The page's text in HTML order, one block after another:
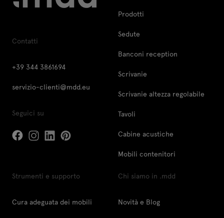
Contatti
+39 344 3861694
servizio-clienti@mdd.eu
Seguici su
Prodotti
Sedute
Banconi reception
Scrivanie
Scrivanie altezza regolabile
Tavoli
Cabine acustiche
Mobili contenitori
Strumenti e supporto
Cura adeguata dei mobili
Chi siamo in .mdd
Novità e Blog